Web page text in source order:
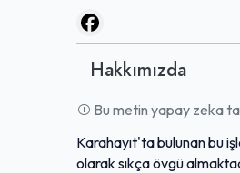
Hakkımızda
Bu metin yapay zeka
Karahayıt'ta bulunan bu
olarak sıkça övgü